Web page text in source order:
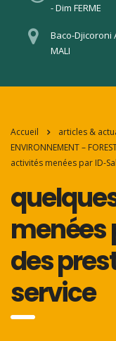
- Dim FERME
Baco-Djicoroni
MALI
Accueil articles &
ENVIRONNEMENT –
activités menées par ID-
menées
des
service